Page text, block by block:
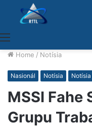
Home / Notísia
Nasionál Notísia
MSSI Fahe
Grupu